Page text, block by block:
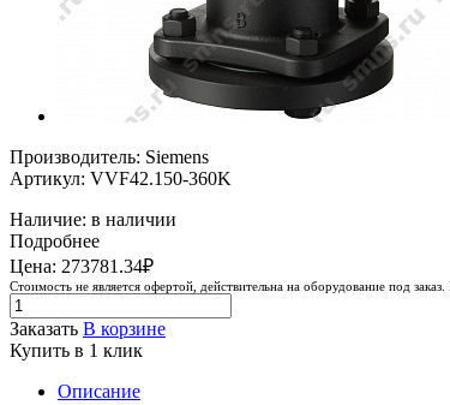
Производитель: Siemens
Артикул: VVF42.150-360K
Наличие: в наличии
Подробнее
Цена: 273781.34₽
Стоимость не является офертой, действительна на оборудование под
Заказать В корзине
Купить в 1 клик
Описание